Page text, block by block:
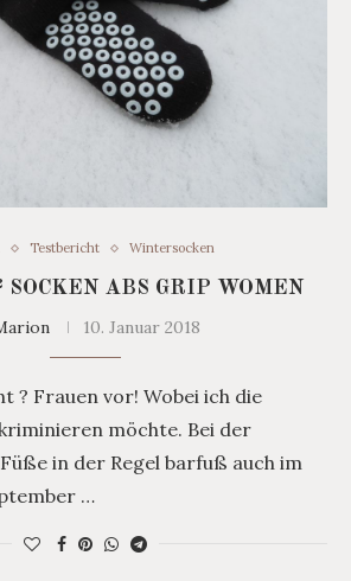
Testbericht Wintersocken
SOCKEN ABS GRIP WOMEN
10. Januar 2018
? Frauen vor! Wobei ich die
möchte. Bei der
in der Regel barfuß auch im
…